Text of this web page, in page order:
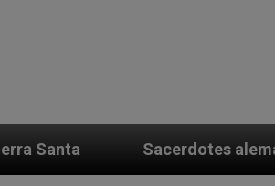
alemanes fieles al Papa